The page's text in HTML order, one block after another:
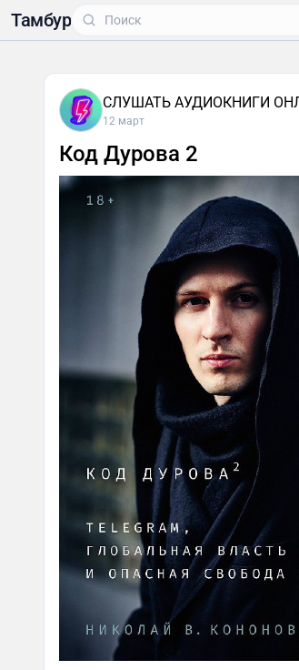
Тамбур
СЛУШАТЬ АУДИОКНИГИ
12 март
Код Дурова 2